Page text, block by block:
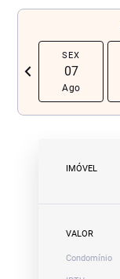
chevron_left
SEX
07
Ago
IMÓVEL
VALOR
Condomínio